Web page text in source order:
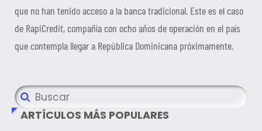
que no han tenido acceso a la banca tradicional. Este es el caso
de RapiCredit, compañía con ocho años de operación en el país
que contempla llegar a República Dominicana próximamente.
ARTÍCULOS MÁS POPULARES